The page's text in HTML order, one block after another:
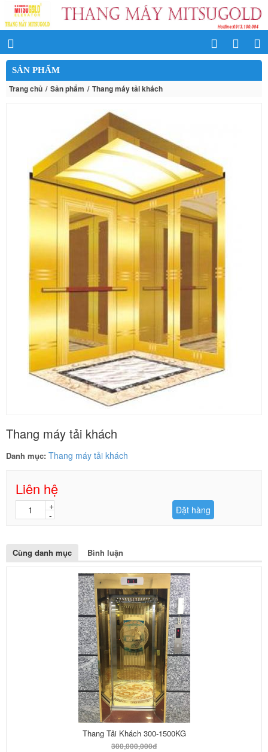
SẢN PHẨM
Trang chủ Sản phẩm Thang máy tải khách
Thang máy tải khách
Danh mục: Thang máy tải khách
Liên hệ
Đặt hàng
Cùng danh mục Bình luận
Thang Tải Khách 300-1500KG
300,000,000đ